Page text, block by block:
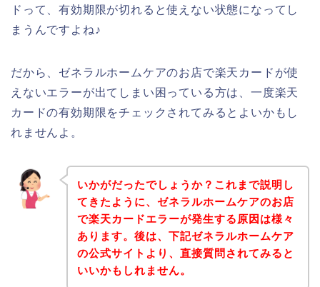
ドって、有効期限が切れると使えない状態になってし
まうんですよね♪
だから、ゼネラルホームケアのお店で楽天カードが使
えないエラーが出てしまい困っている方は、一度楽天
カードの有効期限をチェックされてみるとよいかもし
れませんよ。
いかがだったでしょうか？これまで説明し
てきたように、ゼネラルホームケアのお店
で楽天カードエラーが発生する原因は様々
あります。後は、下記ゼネラルホームケア
の公式サイトより、直接質問されてみると
いいかもしれません。